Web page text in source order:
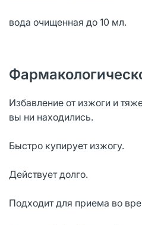
вода очищенная до 10 мл.
Избавление от изжоги и
вы ни находились.
Быстро купирует изжогу.
Действует долго.
Подходит для приема во